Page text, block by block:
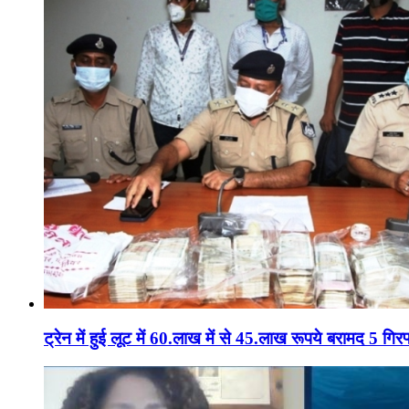
ट्रेन में हुई लूट में 60.लाख में से 45.लाख रूपये बरामद 5